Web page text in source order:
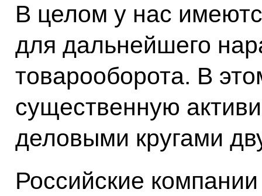
В целом у нас
для дальнейшего
товарооборота. В
существенную
деловыми кругами
Российские